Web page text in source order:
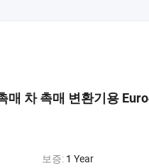
매 차 촉매 변환기용
보증: 1 Year